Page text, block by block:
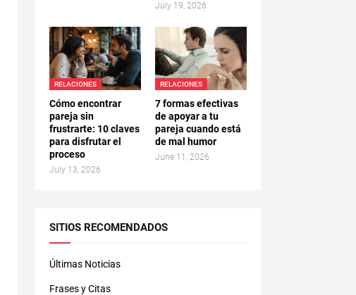
July 19, 2026
RELACIONES
Cómo encontrar
pareja sin
frustrarte: 10 claves
para disfrutar el
proceso
July 13, 2026
RELACIONES
7 formas efectivas
de apoyar a tu
pareja cuando está
de mal humor
June 11, 2026
SITIOS RECOMENDADOS
Últimas Noticias
Frases y Citas